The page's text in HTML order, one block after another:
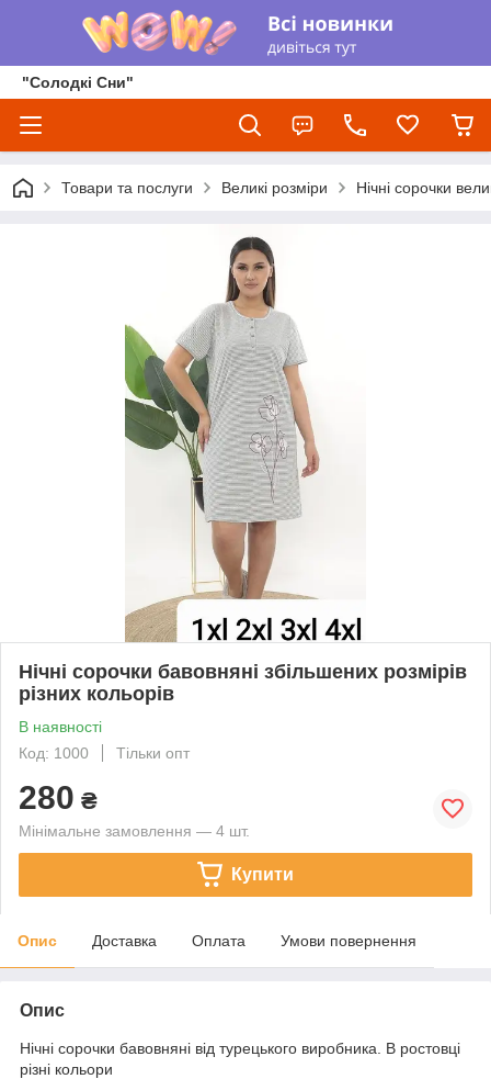
"Солодкі Сни"
Товари та послуги Великі розміри Нічні сорочки
Нічні сорочки бавовняні збільшених розмірів
різних кольорів
В наявності
Код: 1000
Тільки опт
280 ₴
Мінімальне замовлення — 4 шт.
Купити
Опис Доставка Оплата Умови повернення
Опис
Нічні сорочки бавовняні від турецького виробника. В ростовці
різні кольори